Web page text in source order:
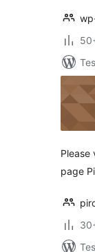
Please
page